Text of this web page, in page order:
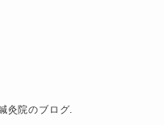
灸院のブログ.